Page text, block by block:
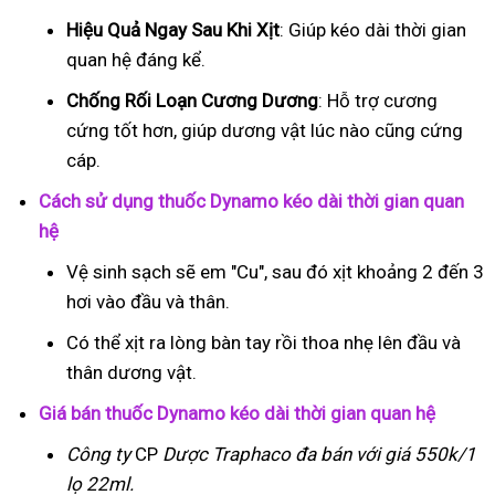
Hiệu Quả Ngay Sau Khi Xịt: Giúp kéo dài thời gian
quan hệ đáng kể.
Chống Rối Loạn Cương Dương: Hỗ trợ cương
cứng tốt hơn, giúp dương vật lúc nào cũng cứng
cáp.
Cách sử dụng thuốc Dynamo kéo dài thời gian quan
hệ
Vệ sinh sạch sẽ em "Cu", sau đó xịt khoảng 2 đến 3
hơi vào đầu và thân.
Có thể xịt ra lòng bàn tay rồi thoa nhẹ lên đầu và
thân dương vật.
Giá bán thuốc Dynamo kéo dài thời gian quan hệ
Công tyCP Dược Traphacođa bán với giá 550k/1
lọ 22ml.